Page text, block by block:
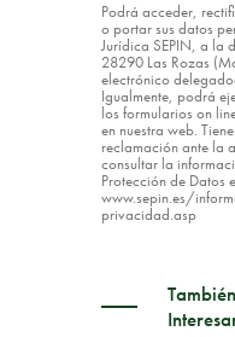
Podrá acceder,
o portar sus datos
Jurídica SEPIN, a
28290 Las Rozas
electrónico
Igualmente, podrá
los formularios on
en nuestra web.
reclamación ante la
consultar la
Protección de Datos
www.sepin.es/
privacidad.asp